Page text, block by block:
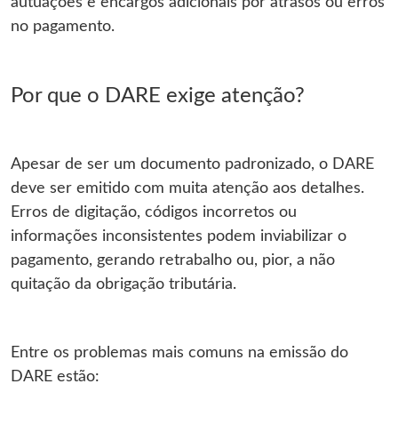
no pagamento.
Por que o DARE exige atenção?
Apesar de ser um documento padronizado, o DARE
deve ser emitido com muita atenção aos detalhes.
Erros de digitação, códigos incorretos ou
informações inconsistentes podem inviabilizar o
pagamento, gerando retrabalho ou, pior, a não
quitação da obrigação tributária.
Entre os problemas mais comuns na emissão do
DARE estão: